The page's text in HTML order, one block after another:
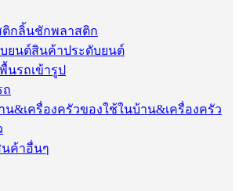
ลิ้นชักพลาสติก
สินค้าประดับยนต์
นรถเข้ารูป
ถ
ของใช้ในบ้าน&เครื่องครัว
นค้าอื่นๆ